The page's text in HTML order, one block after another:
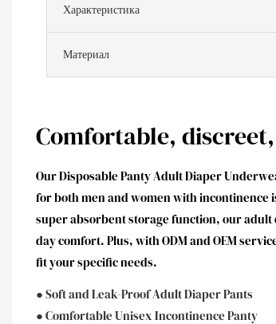
Характеристика
Материал
Comfortable,
Our Disposable Panty Adult Diaper
for both men and women with incontinence
super absorbent storage function, our
day comfort. Plus, with ODM and OEM
fit your specific needs.
● Soft and Leak-Proof Adult Diaper Pants
● Comfortable Unisex Incontinence Panty